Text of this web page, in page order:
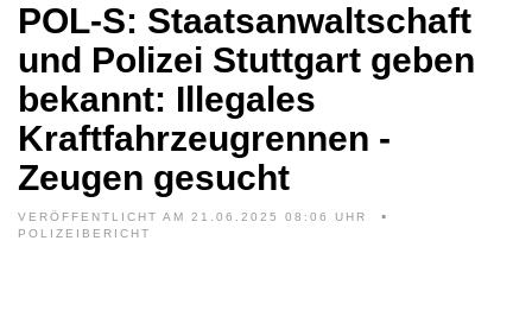
POL-S: Staatsanwaltschaft
und Polizei Stuttgart geben
bekannt: Illegales
Kraftfahrzeugrennen -
Zeugen gesucht
VERÖFFENTLICHT AM 21.06.2025 08:06 UHR
POLIZEIBERICHT